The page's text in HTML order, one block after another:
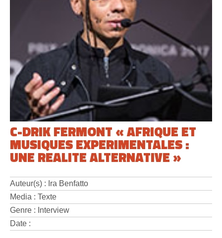
C-DRIK FERMONT « AFRIQUE ET
MUSIQUES EXPERIMENTALES :
UNE REALITE ALTERNATIVE »
Auteur(s) : Ira Benfatto
Media : Texte
Genre : Interview
Date :